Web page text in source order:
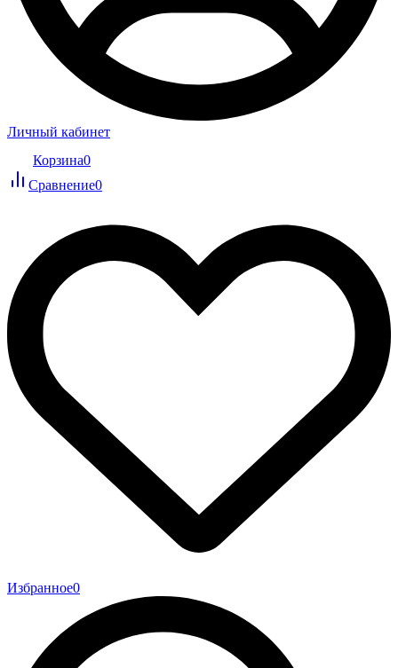
Личный кабинет
Корзина0
Сравнение0
Избранное0